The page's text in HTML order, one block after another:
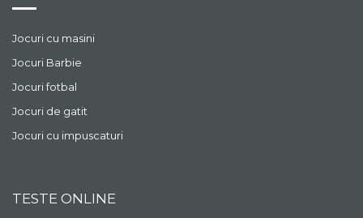
Jocuri cu masini
Jocuri Barbie
Jocuri fotbal
Jocuri de gatit
Jocuri cu impuscaturi
TESTE ONLINE